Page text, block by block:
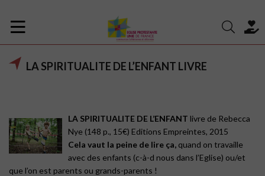
LA SPIRITUALITE DE L’ENFANT LIVRE
LA SPIRITUALITE DE L’ENFANT livre de Rebecca
Nye (148 p., 15€) Editions Empreintes, 2015
Cela vaut la peine de lire ça, quand on travaille
avec des enfants (c-à-d nous dans l’Eglise) ou/et
que l’on est parents ou grands-parents !